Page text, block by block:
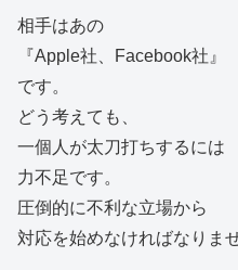
相手はあの
『Apple社、Facebook社』
です。
どう考えても、
一個人が太刀打ちするには
力不足です。
圧倒的に不利な立場から
対応を始めなければなりませ